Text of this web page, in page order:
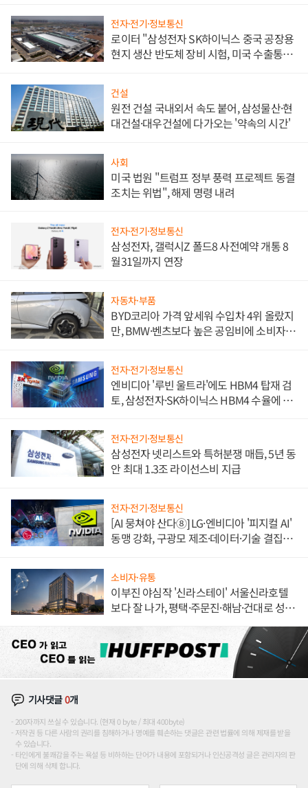
전자·전기·정보통신
로이터 "삼성전자 SK하이닉스 중국 공장용
현지 생산 반도체 장비 시험, 미국 수출통제
건설
원전 건설 국내외서 속도 붙어, 삼성물산·현
대건설·대우건설에 다가오는 '약속의 시간'
사회
미국 법원 "트럼프 정부 풍력 프로젝트 동결
조치는 위법", 해제 명령 내려
전자·전기·정보통신
삼성전자, 갤럭시Z 폴드8 사전예약 개통 8
월31일까지 연장
자동차·부품
BYD코리아 가격 앞세워 수입차 4위 올랐지
만, BMW·벤츠보다 높은 공임비에 소비자
전자·전기·정보통신
엔비디아 '루빈 울트라'에도 HBM4 탑재 검
토, 삼성전자·SK하이닉스 HBM4 수율에 주
전자·전기·정보통신
삼성전자 넷리스트와 특허분쟁 매듭, 5년 동
안 최대 1.3조 라이선스비 지급
전자·전기·정보통신
[AI 뭉쳐야 산다⑧] LG·엔비디아 '피지컬 AI'
동맹 강화, 구광모 제조·데이터·기술 결집
소비자·유통
이부진 야심작 '신라스테이' 서울신라호텔
보다 잘 나가, 평택·주문진·해남·건대로 성
기사댓글0개
200자까지 쓰실 수 있습니다. (현재 0 byte / 최대 400byte)
저작권 등 다른 사람의 권리를 침해하거나 명예를 훼손하는 댓글은 관련 법률에 의해 제재를 받을
수 있습니다.
타인에게 불쾌감을 주는 욕설 등 비하하는 단어가 내용에 포함되거나 인신공격성 글은 관리자의 판
단에 의해 삭제 합니다.